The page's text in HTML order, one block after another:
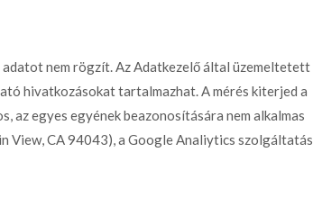
nem rögzít. Az Adatkezelő által üzemeltetett
hivatkozásokat tartalmazhat. A mérés kiterjed a
az egyes egyének beazonosítására nem alkalmas
View, CA 94043), a Google Analiytics szolgáltatás